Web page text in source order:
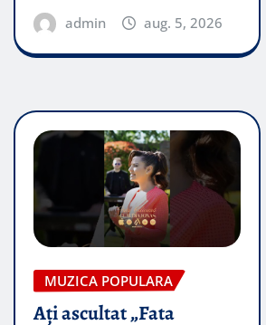
admin aug. 5, 2026
MUZICA POPULARA
Ați ascultat „Fata